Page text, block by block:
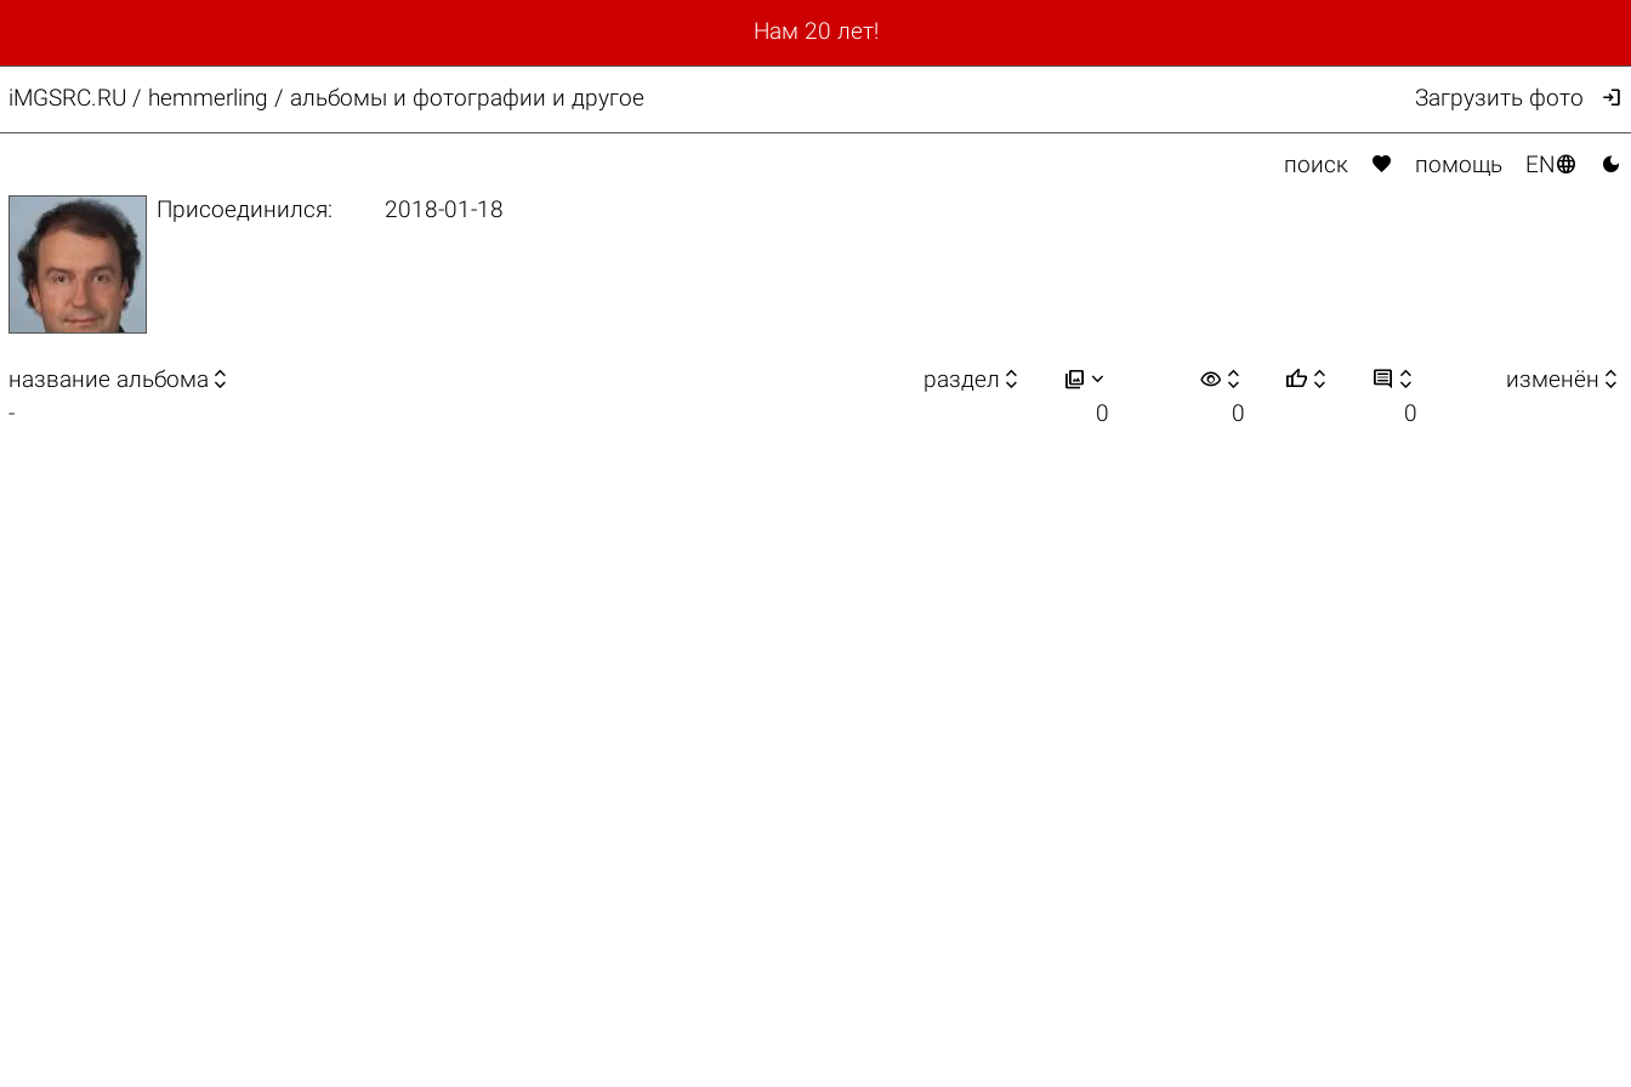
Нам 20 лет!
iMGSRC.RU / hemmerling / альбомы и фотографии и другое Загрузить фото 
поиск  помощь EN 
Присоединился: 2018-01-18
название альбома  раздел    visibility      изменён 
- 0 0 0